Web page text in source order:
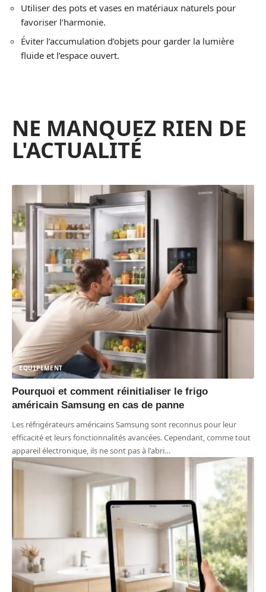
Utiliser des pots et vases en matériaux naturels pour
favoriser l’harmonie.
Éviter l’accumulation d’objets pour garder la lumière
fluide et l’espace ouvert.
NE MANQUEZ RIEN DE
L'ACTUALITÉ
EQUIPEMENT
Pourquoi et comment réinitialiser le frigo
américain Samsung en cas de panne
Les réfrigérateurs américains Samsung sont reconnus pour leur
efficacité et leurs fonctionnalités avancées. Cependant, comme tout
appareil électronique, ils ne sont pas à l'abri…